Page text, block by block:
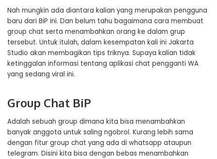
Nah mungkin ada diantara kalian yang merupakan pengguna
baru dari BiP ini. Dan belum tahu bagaimana cara membuat
group chat serta menambahkan orang ke dalam grup
tersebut. Untuk itulah, dalam kesempatan kali ini Jakarta
Studio akan membagikan tips triknya. Supaya kalian tidak
ketinggalan informasi tentang aplikasi chat pengganti WA
yang sedang viral ini.
Group Chat BiP
Adalah sebuah group dimana kita bisa menambahkan
banyak anggota untuk saling ngobrol. Kurang lebih sama
dengan fitur group chat yang ada di whatsapp ataupun
telegram. Disini kita bisa dengan bebas menambahkan